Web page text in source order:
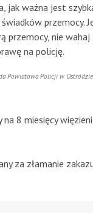
jak ważna jest
przemocy.
przemocy, nie wahaj
na policję.
Powiatowa Policji w Ostródzie
na 8 miesięcy
za złamanie